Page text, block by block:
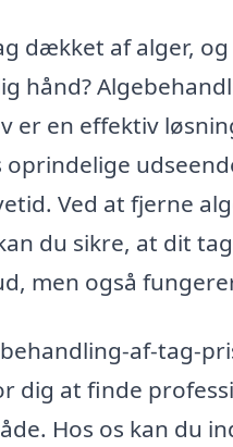
dækket af alger,
hånd?
er en effektiv
oprindelige
Ved at fjerne
du sikre, at dit
men også
af-tag-
dig at finde
Hos os kan du